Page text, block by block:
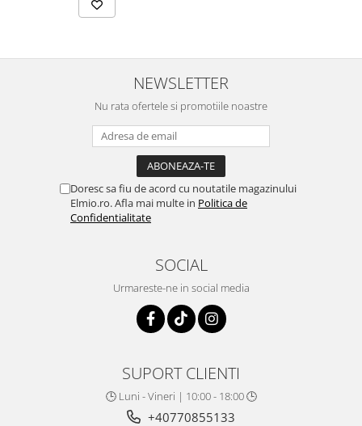
NEWSLETTER
Nu rata ofertele si promotiile noastre
Doresc sa fiu de acord cu noutatile magazinului
Elmio.ro. Afla mai multe in Politica de
Confidentialitate
SOCIAL
Urmareste-ne in social media
SUPORT CLIENTI
🕒 Luni - Vineri | 10:00 - 18:00 🕒
+40770855133